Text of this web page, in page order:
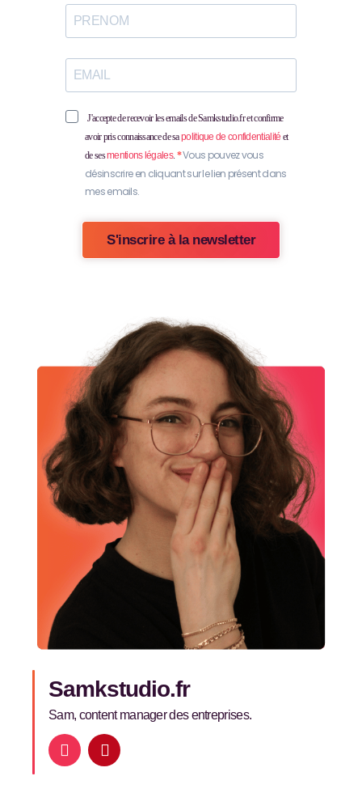
J'accepte de recevoir les emails de Samkstudio.fr et confirme
avoir pris connaissance de sapolitique de confidentialité et
de sesmentions légales.
Vous pouvez vous
désinscrire en cliquant sur le lien présent dans
mes emails.
s'inscrire à la newsletter
Samkstudio.fr
Sam, content manager des entreprises.
I
n
P
i